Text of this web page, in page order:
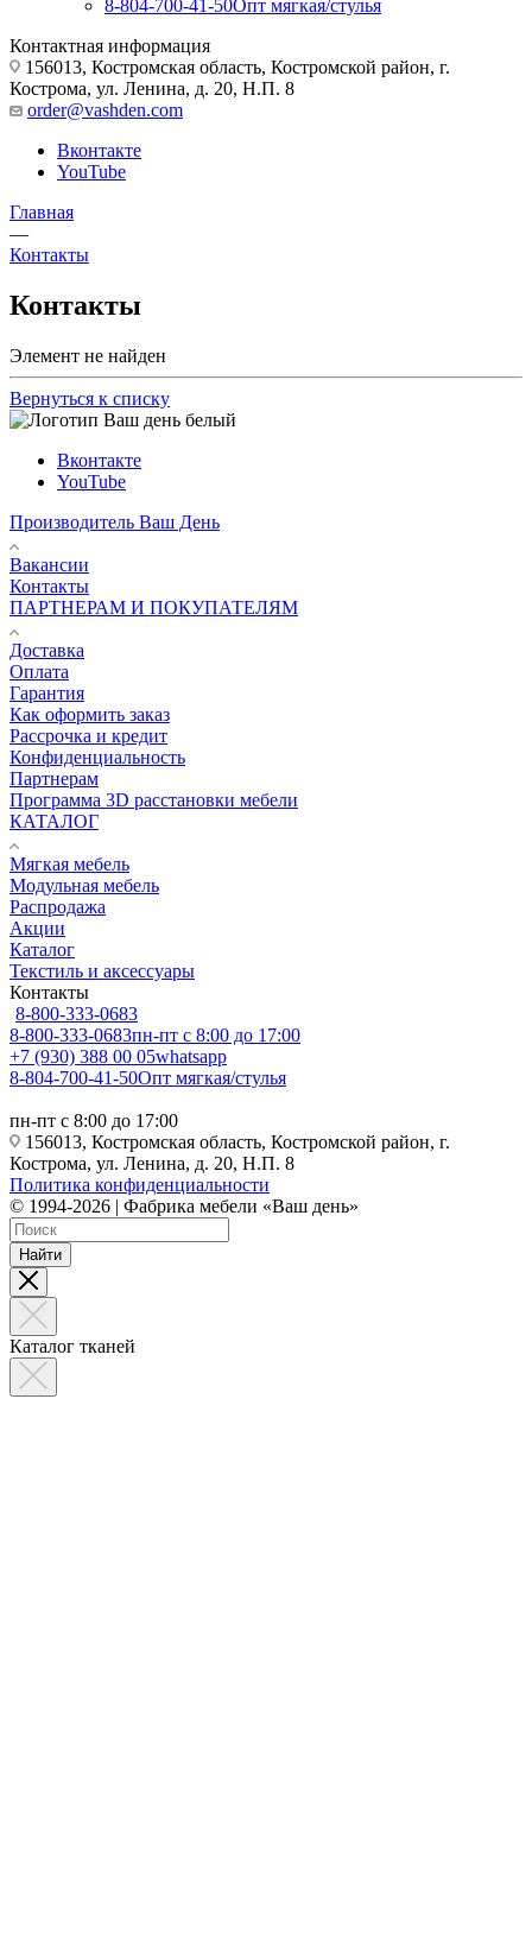
8-804-700-41-50Опт мягкая/стулья
Контактная информация
156013, Костромская область, Костромской район, г.
Кострома, ул. Ленина, д. 20, Н.П. 8
order@vashden.com
Вконтакте
YouTube
Главная
—
Контакты
Контакты
Элемент не найден
Вернуться к списку
Вконтакте
YouTube
Производитель Ваш День
Вакансии
Контакты
ПАРТНЕРАМ И ПОКУПАТЕЛЯМ
Доставка
Оплата
Гарантия
Как оформить заказ
Рассрочка и кредит
Конфиденциальность
Партнерам
Программа 3D расстановки мебели
КАТАЛОГ
Мягкая мебель
Модульная мебель
Распродажа
Акции
Каталог
Текстиль и аксессуары
Контакты
8-800-333-0683
8-800-333-0683пн-пт с 8:00 до 17:00
+7 (930) 388 00 05whatsapp
8-804-700-41-50Опт мягкая/стулья
пн-пт с 8:00 до 17:00
156013, Костромская область, Костромской район, г.
Кострома, ул. Ленина, д. 20, Н.П. 8
Политика конфиденциальности
© 1994-2026 | Фабрика мебели «Ваш день»
Найти
Каталог тканей